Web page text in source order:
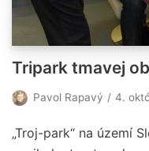
Tripark tmavej
Pavol Rapavý 4.
„Troj-park“ na území